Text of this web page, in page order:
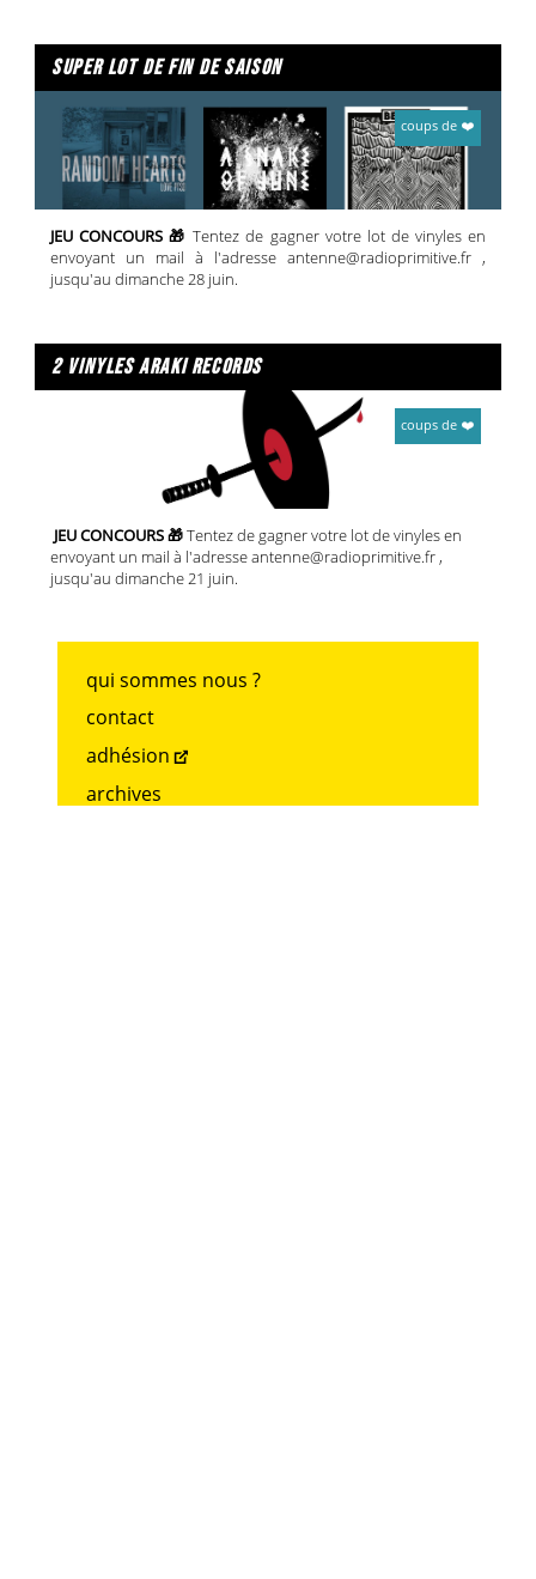
super lot de fin de saison
coups de ❤️
JEU CONCOURS 🎁Tentez de gagner votre lot de vinyles en
envoyant un mail à l'adresse antenne@radioprimitive.fr ,
jusqu'au dimanche 28 juin.
2 vinyles araki records
coups de ❤️
JEU CONCOURS 🎁Tentez de gagner votre lot de vinyles en
envoyant un mail à l'adresse antenne@radioprimitive.fr ,
jusqu'au dimanche 21 juin.
qui sommes nous ?
contact
adhésion
archives